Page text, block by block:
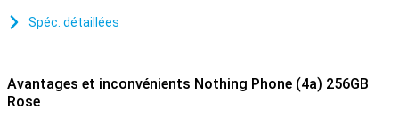
Spéc. détaillées
Avantages et inconvénients Nothing Phone (4a) 256GB
Rose